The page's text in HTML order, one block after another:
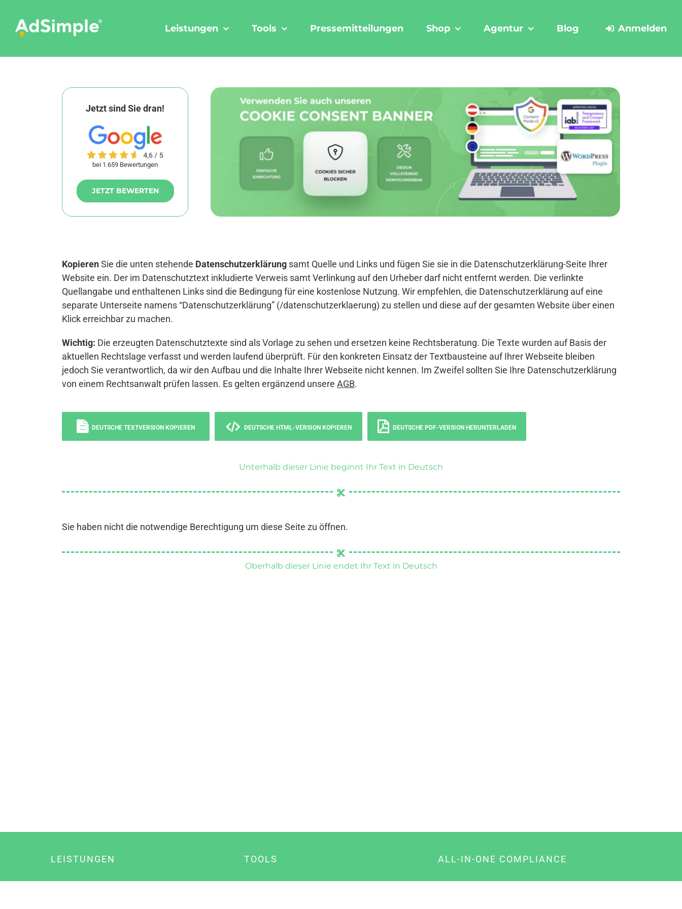
content
Leistungen Tools Pressemitteilungen Shop Agentur Blog Anmelden
Jetzt sind Sie dran!
bei 1.659 Bewertungen
JETZT BEWERTEN
KopierenSie die unten stehende Datenschutzerklärung samt Quelle und Links und fügen Sie sie in die Datenschutzerklärung-Seite Ihrer
Website ein. Der im Datenschutztext inkludierte Verweis samt Verlinkung auf den Urheber darf nicht entfernt werden. Die verlinkte
Quellangabe und enthaltenen Links sind die Bedingung für eine kostenlose Nutzung. Wir empfehlen, die Datenschutzerklärung auf eine
separate Unterseite namens “Datenschutzerklärung” (/datenschutzerklaerung) zu stellen und diese auf der gesamten Website über einen
Klick erreichbar zu machen.
Wichtig: Die erzeugten Datenschutztexte sind als Vorlage zu sehen und ersetzen keine Rechtsberatung. Die Texte wurden auf Basis der
aktuellen Rechtslage verfasst und werden laufend überprüft. Für den konkreten Einsatz der Textbausteine auf Ihrer Webseite bleiben
jedoch Sie verantwortlich, da wir den Aufbau und die Inhalte Ihrer Webseite nicht kennen. Im Zweifel sollten Sie Ihre Datenschutzerklärung
von einem Rechtsanwalt prüfen lassen. Es gelten ergänzend unsere AGB.
DEUTSCHE TEXTVERSION KOPIEREN DEUTSCHE HTML-VERSION KOPIEREN DEUTSCHE PDF-VERSION HERUNTERLADEN
Unterhalb dieser Linie beginnt Ihr Text in Deutsch
Sie haben nicht die notwendige Berechtigung um diese Seite zu öffnen.
Oberhalb dieser Linie endet Ihr Text in Deutsch
LEISTUNGEN TOOLS ALL-IN-ONE COMPLIANCE